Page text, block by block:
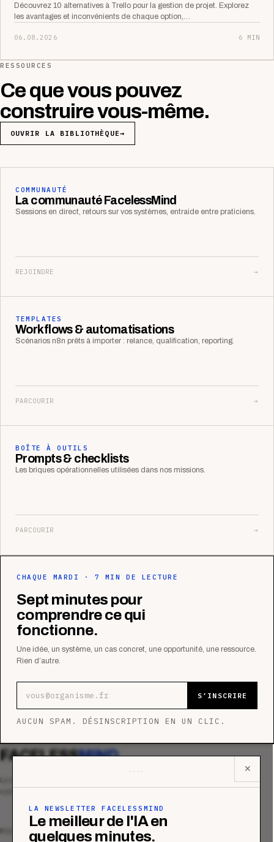
Découvrez 10 alternatives à Trello pour la gestion de projet. Explorez
les avantages et inconvénients de chaque option,…
06.08.2026 6 MIN
RESSOURCES
Ce que vous pouvez
construire vous-même.
OUVRIR LA BIBLIOTHÈQUE→
COMMUNAUTÉ
La communauté FacelessMind
Sessions en direct, retours sur vos systèmes, entraide entre praticiens.
REJOINDRE →
TEMPLATES
Workflows & automatisations
Scénarios n8n prêts à importer : relance, qualification, reporting.
PARCOURIR →
BOÎTE À OUTILS
Prompts & checklists
Les briques opérationnelles utilisées dans nos missions.
PARCOURIR →
CHAQUE MARDI · 7 MIN DE LECTURE
Sept minutes pour
comprendre ce qui
fonctionne.
Une idée, un système, un cas concret, une opportunité, une ressource.
Rien d’autre.
S’INSCRIRE
AUCUN SPAM. DÉSINSCRIPTION EN UN CLIC.
✕
LA NEWSLETTER FACELESSMIND
Le meilleur de l'IA en
quelques minutes.
FACELESSMIND
Le média qui mesurent la performance
commerciale des organismes de formation.
MAGAZINE